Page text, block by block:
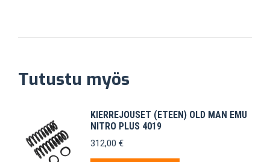
Tutustu myös
KIERREJOUSET (ETEEN) OLD MAN EMU
NITRO PLUS 4019
312,00 €